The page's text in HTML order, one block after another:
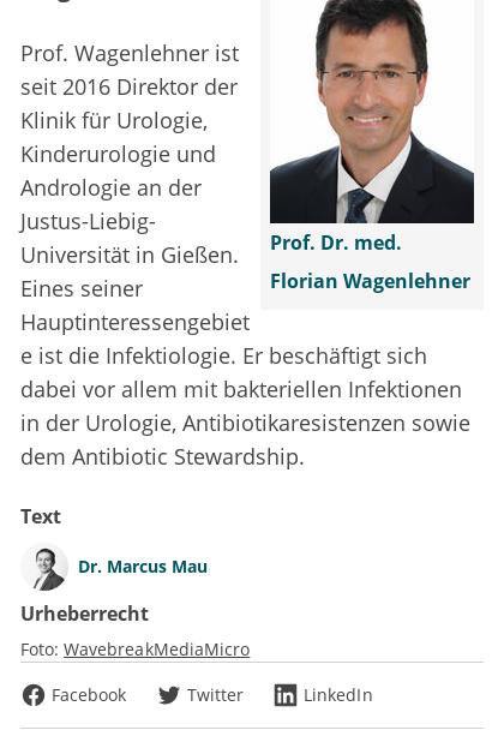
Prof. Dr. med.
Florian Wagenlehner
Prof. Wagenlehner ist
seit 2016 Direktor der
Klinik für Urologie,
Kinderurologie und
Andrologie an der
Justus-Liebig-
Universität in Gießen.
Eines seiner
Hauptinteressengebiet
e ist die Infektiologie. Er beschäftigt sich
dabei vor allem mit bakteriellen Infektionen
in der Urologie, Antibiotikaresistenzen sowie
dem Antibiotic Stewardship.
Text
Dr. Marcus Mau
Urheberrecht
Foto: WavebreakMediaMicro
Facebook
Twitter LinkedIn